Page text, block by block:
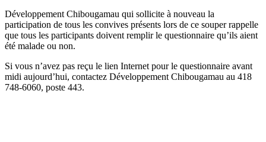
Développement Chibougamau qui sollicite à nouveau la
participation de tous les convives présents lors de ce souper rappelle
que tous les participants doivent remplir le questionnaire qu’ils aient
été malade ou non.
Si vous n’avez pas reçu le lien Internet pour le questionnaire avant
midi aujourd’hui, contactez Développement Chibougamau au 418
748-6060, poste 443.